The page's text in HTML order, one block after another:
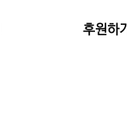
후원하기